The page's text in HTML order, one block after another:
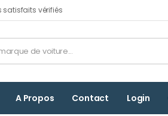
satisfaits vérifiés
A Propos Contact Login